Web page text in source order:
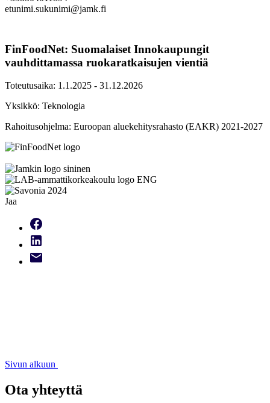
etunimi.sukunimi@jamk.fi
FinFoodNet: Suomalaiset Innokaupungit
vauhdittamassa ruokaratkaisujen vientiä
Toteutusaika: 1.1.2025 - 31.12.2026
Yksikkö: Teknologia
Rahoitusohjelma: Euroopan aluekehitysrahasto (EAKR) 2021-2027
Jaa
Sivun alkuun
Ota yhteyttä